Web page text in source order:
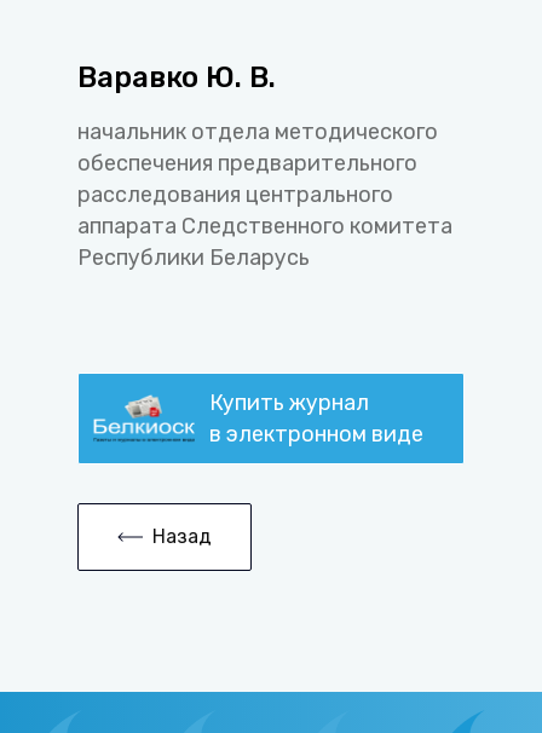
Варавко Ю. В.
начальник отдела методического
обеспечения предварительного
расследования центрального
аппарата Следственного комитета
Республики Беларусь
Купить журнал
в электронном виде
Назад